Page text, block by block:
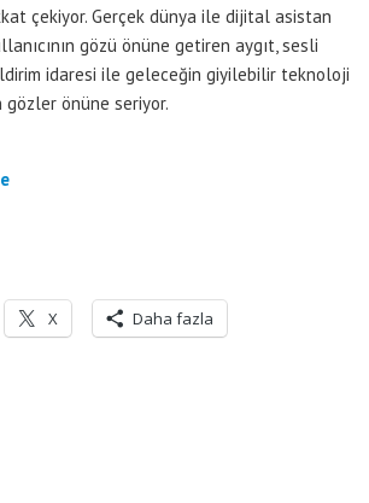
çekiyor. Gerçek dünya ile dijital asistan
gözü önüne getiren aygıt, sesli
idaresi ile geleceğin giyilebilir teknoloji
önüne seriyor.
X Daha fazla